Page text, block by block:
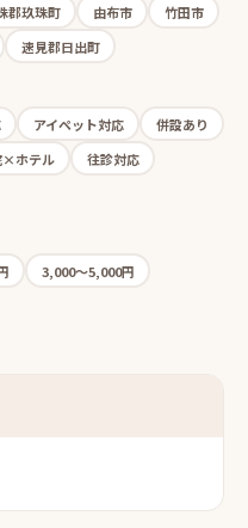
郡玖珠町 由布市
竹田市
速見郡日出町
アイペット対応
併設あり
×ホテル
往診対応
3,000〜5,000円